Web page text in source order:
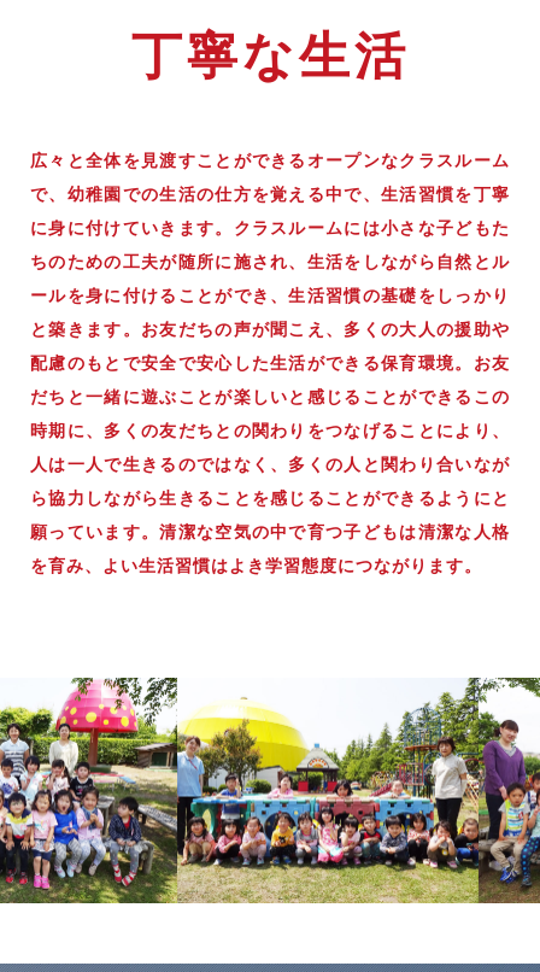
丁寧な生活
広々と全体を見渡すことができるオープンなクラスルーム
で、幼稚園での生活の仕方を覚える中で、生活習慣を丁寧
に身に付けていきます。クラスルームには小さな子どもた
ちのための工夫が随所に施され、生活をしながら自然とル
ールを身に付けることができ、生活習慣の基礎をしっかり
と築きます。お友だちの声が聞こえ、多くの大人の援助や
配慮のもとで安全で安心した生活ができる保育環境。お友
だちと一緒に遊ぶことが楽しいと感じることができるこの
時期に、多くの友だちとの関わりをつなげることにより、
人は一人で生きるのではなく、多くの人と関わり合いなが
ら協力しながら生きることを感じることができるようにと
願っています。清潔な空気の中で育つ子どもは清潔な人格
を育み、よい生活習慣はよき学習態度につながります。